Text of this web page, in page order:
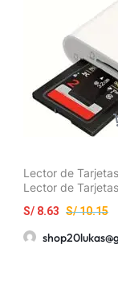
Lector de
Lector de
Memoria/SD,
de Cámara
iPhone/iPad/
S/10.15
S/ 8.63